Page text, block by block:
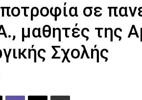
σε
μαθητές της
Σχολής